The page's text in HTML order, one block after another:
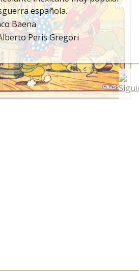
española.
Baena
Peris Gregori